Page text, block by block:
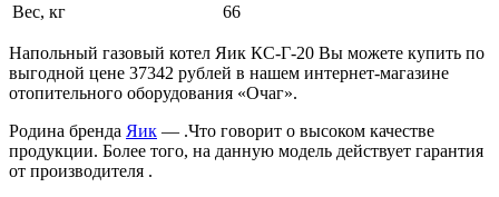
Вес, кг
66
Напольный газовый котел Яик КС-Г-20 Вы можете купить по
выгодной цене 37342 рублей в нашем интернет-магазине
отопительного оборудования «Очаг».
Родина бренда Яик — .Что говорит о высоком качестве
продукции. Более того, на данную модель действует гарантия
от производителя .